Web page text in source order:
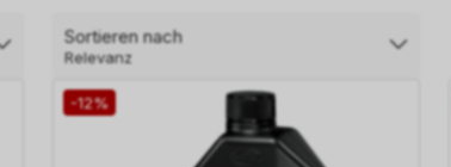
Sortieren nach
Relevanz
-12%